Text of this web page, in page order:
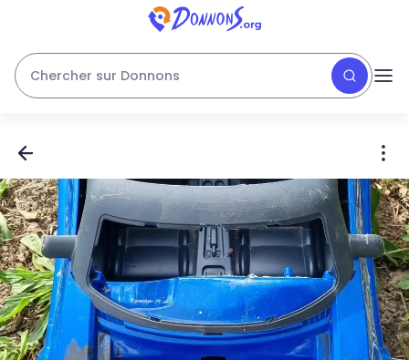
Chercher sur Donnons